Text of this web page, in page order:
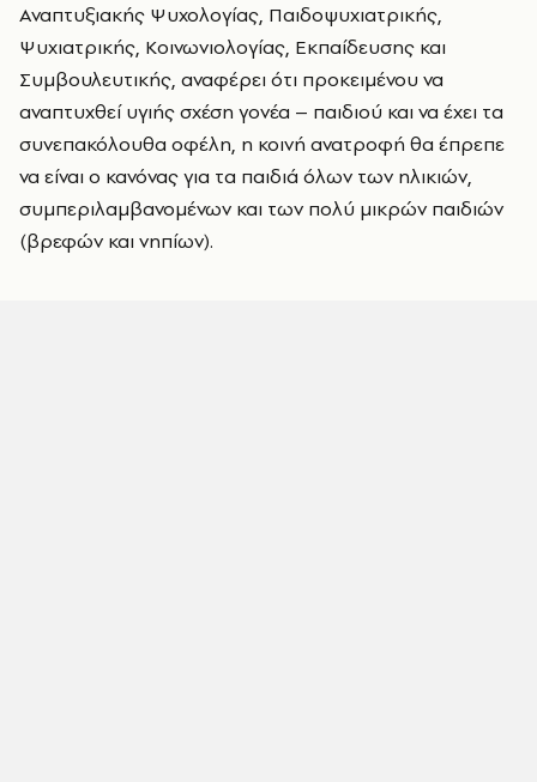
Αναπτυξιακής Ψυχολογίας, Παιδοψυχιατρικής,
Ψυχιατρικής, Κοινωνιολογίας, Εκπαίδευσης και
Συμβουλευτικής, αναφέρει ότι προκειμένου να
αναπτυχθεί υγιής σχέση γονέα – παιδιού και να έχει τα
συνεπακόλουθα οφέλη, η κοινή ανατροφή θα έπρεπε
να είναι ο κανόνας για τα παιδιά όλων των ηλικιών,
συμπεριλαμβανομένων και των πολύ μικρών παιδιών
(βρεφών και νηπίων).